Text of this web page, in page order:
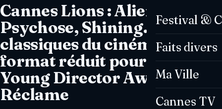
Festival &
Faits divers
Ma Ville
Cannes TV
Cannes Lions : Alien,
Psychose, Shining… les
classiques du cinéma en
format réduit pour les
Young Director Awards – La
Réclame